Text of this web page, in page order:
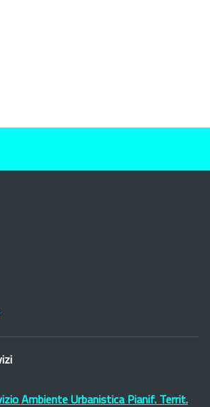
Ambiente Urbanistica Pianif. Territ.